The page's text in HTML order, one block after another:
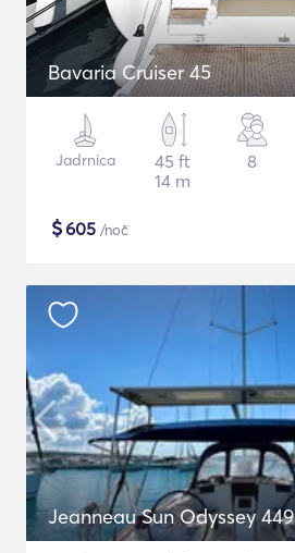
Bavaria Cruiser 45
Jadrnica
45 ft
14 m
8
$605 /noč
Jeanneau Sun Odyssey 449